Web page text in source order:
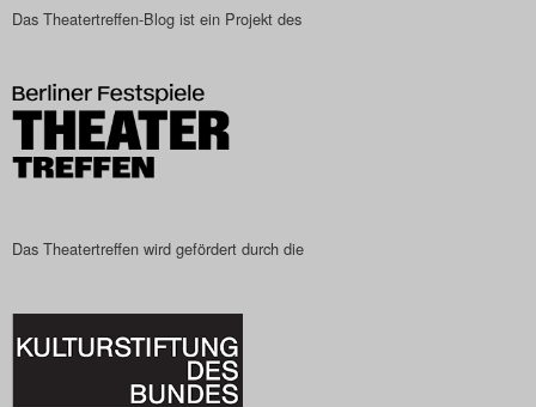
Das Theatertreffen-Blog
Das Theatertreffen-Blog
Das Theatertreffen-Blog
Das Theatertreffen-Blog
Das Theatertreffen-Blog ist ein Projekt des
Das Theatertreffen wird gefördert durch die